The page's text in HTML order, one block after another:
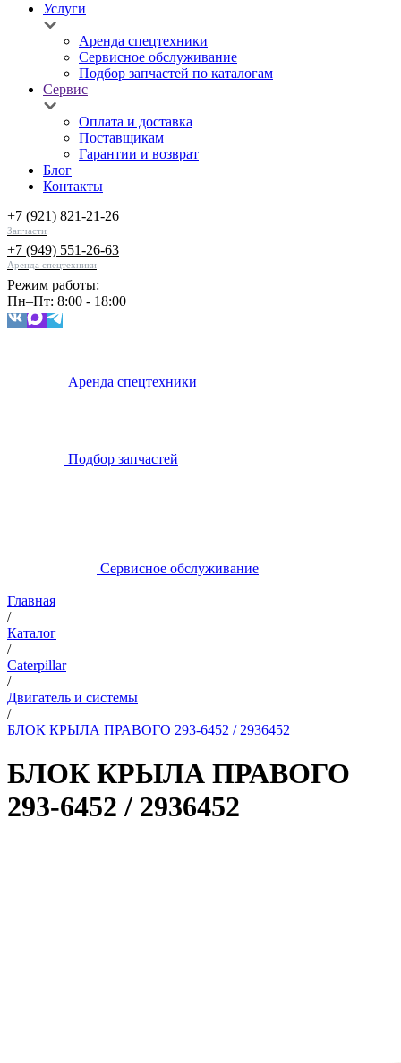
Услуги
Аренда спецтехники
Сервисное обслуживание
Подбор запчастей по каталогам
Сервис
Оплата и доставка
Поставщикам
Гарантии и возврат
Блог
Контакты
+7 (921) 821-21-26
Запчасти
+7 (949) 551-26-63
Аренда спецтехники
Режим работы:
Пн–Пт: 8:00 - 18:00
Аренда спецтехники
Подбор запчастей
Сервисное обслуживание
Главная
/
Каталог
/
Caterpillar
/
Двигатель и системы
/
БЛОК КРЫЛА ПРАВОГО 293-6452 / 2936452
БЛОК КРЫЛА ПРАВОГО
293-6452 / 2936452